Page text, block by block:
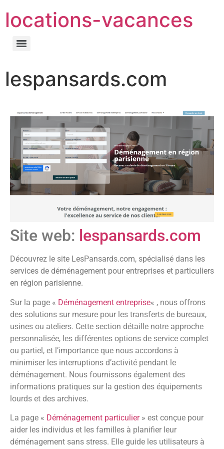
locations-vacances
lespansards.com
Site web: lespansards.com
Découvrez le site LesPansards.com, spécialisé dans les
services de déménagement pour entreprises et particuliers
en région parisienne.
Sur la page « Déménagement entreprise« , nous offrons
des solutions sur mesure pour les transferts de bureaux,
usines ou ateliers. Cette section détaille notre approche
personnalisée, les différentes options de service complet
ou partiel, et l’importance que nous accordons à
minimiser les interruptions d’activité pendant le
déménagement. Nous fournissons également des
informations pratiques sur la gestion des équipements
lourds et des archives.
La page « Déménagement particulier» est conçue pour
aider les individus et les familles à planifier leur
déménagement sans stress. Elle guide les utilisateurs à